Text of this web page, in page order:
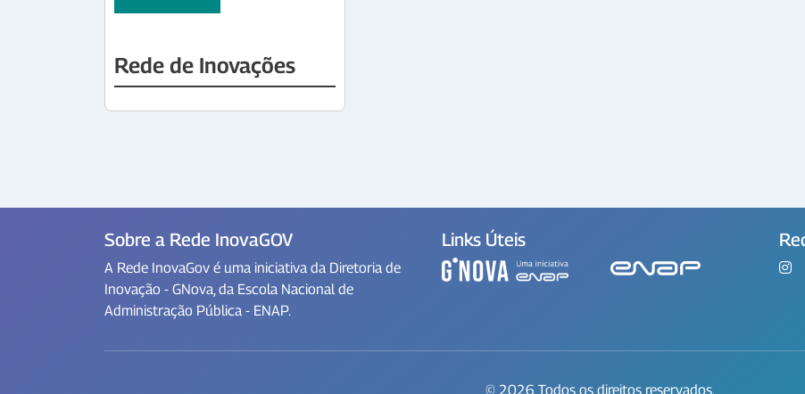
Rede de Inovações
Sobre a Rede InovaGOV
A Rede InovaGov é uma iniciativa da Diretoria de
Inovação - GNova, da Escola Nacional de
Administração Pública - ENAP.
Links Úteis
© 2026 Todos os direitos reservados.